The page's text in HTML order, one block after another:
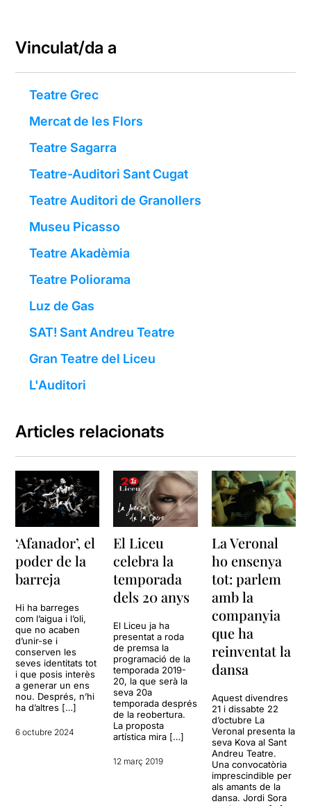
Vinculat/da a
Teatre Grec
Mercat de les Flors
Teatre Sagarra
Teatre-Auditori Sant Cugat
Teatre Auditori de Granollers
Museu Picasso
Teatre Akadèmia
Teatre Poliorama
Luz de Gas
SAT! Sant Andreu Teatre
Gran Teatre del Liceu
L'Auditori
Articles relacionats
‘Afanador’, el
poder de la
barreja
Hi ha barreges
com l’aigua i l’oli,
que no acaben
d’unir-se i
conserven les
seves identitats tot
i que posis interès
a generar un ens
nou. Després, n’hi
ha d’altres […]
6 octubre 2024
El Liceu
celebra la
temporada
dels 20 anys
El Liceu ja ha
presentat a roda
de premsa la
programació de la
temporada 2019-
20, la que serà la
seva 20a
temporada després
de la reobertura.
La proposta
artística mira […]
12 març 2019
La Veronal
ho ensenya
tot: parlem
amb la
companyia
que ha
reinventat la
dansa
Aquest divendres
21 i dissabte 22
d’octubre La
Veronal presenta la
seva Kova al Sant
Andreu Teatre.
Una convocatòria
imprescindible per
als amants de la
dansa. Jordi Sora